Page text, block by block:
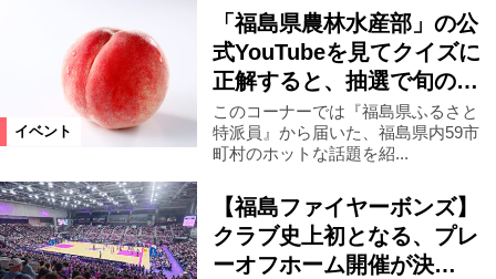
イベント
「福島県農林水産部」の公
式YouTubeを見てクイズに
正解すると、抽選で旬の…
このコーナーでは『福島県ふるさと
特派員』から届いた、福島県内59市
町村のホットな話題を紹...
【福島ファイヤーボンズ】
クラブ史上初となる、プレ
ーオフホーム開催が決…